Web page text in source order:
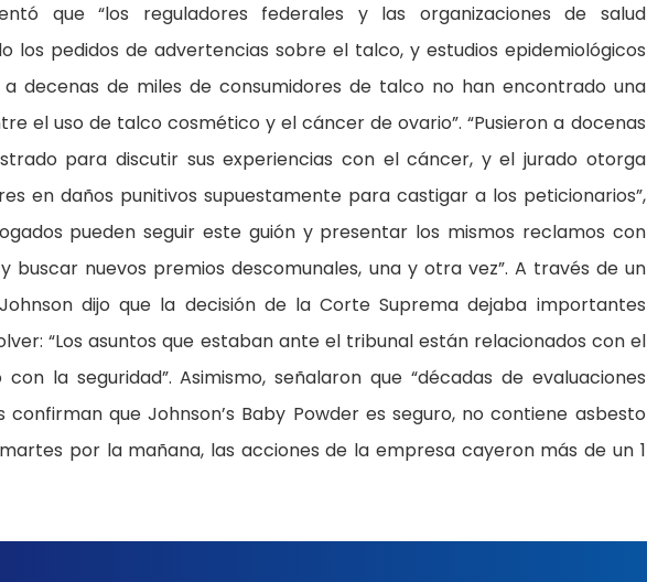
que “los reguladores federales y las organizaciones de salud
los pedidos de advertencias sobre el talco, y estudios epidemiológicos
decenas de miles de consumidores de talco no han encontrado una
el uso de talco cosmético y el cáncer de ovario”. “Pusieron a docenas
para discutir sus experiencias con el cáncer, y el jurado otorga
en daños punitivos supuestamente para castigar a los peticionarios”,
pueden seguir este guión y presentar los mismos reclamos con
buscar nuevos premios descomunales, una y otra vez”. A través de un
dijo que la decisión de la Corte Suprema dejaba importantes
“Los asuntos que estaban ante el tribunal están relacionados con el
la seguridad”. Asimismo, señalaron que “décadas de evaluaciones
que Johnson’s Baby Powder es seguro, no contiene asbesto
por la mañana, las acciones de la empresa cayeron más de un 1